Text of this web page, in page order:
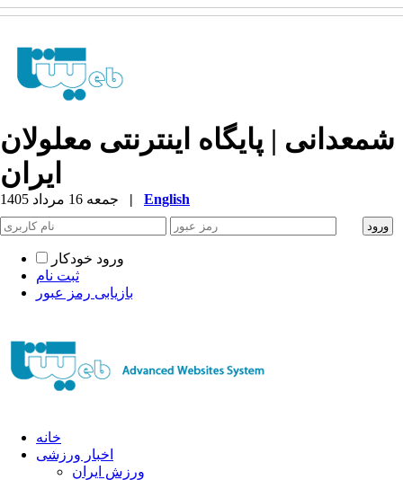
شمعدانی | پایگاه اینترنتی معلولان
ایران
| English
ورود خودکار
ثبت نام
بازیابی رمز عبور
خانه
اخبار ورزشی
ورزش ایران